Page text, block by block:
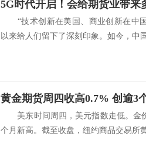
“技术创新在美国、商业创新在中
以来给人们留下了深刻印象。如今，中
黄金期货周四收高0.7% 创逾3
美东时间周四，美元指数走低。金
个月新高。截至收盘，纽约商品交易所